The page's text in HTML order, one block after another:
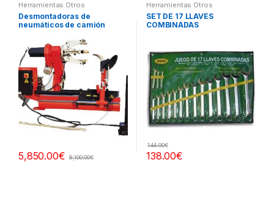
Herramientas Otros
Desmontadoras de
neumáticos de camión
5,850.00€ 8,100.00€
Herramientas Otros
SET DE 17 LLAVES
COMBINADAS
138.00€
144.00€